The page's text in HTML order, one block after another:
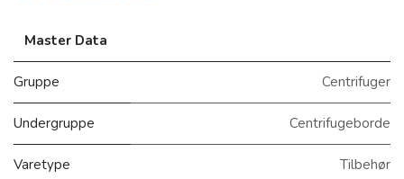
Master Data
Gruppe Centrifuger
Undergruppe Centrifugeborde
Varetype Tilbehør